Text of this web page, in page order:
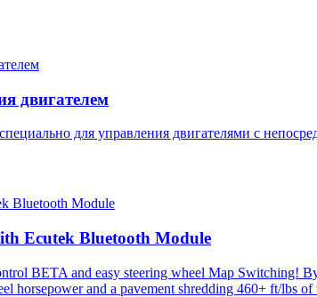
двигателем
для управления двигателями с
Ecutek Bluetooth Module
BETA and easy steering wheel Map Switching!
horsepower and a pavement shredding 460+ ft/lbs